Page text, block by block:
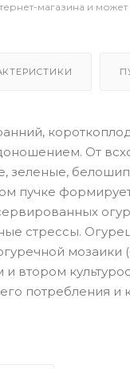
магазина и
От
зеленые,
пучке
стрессы.
мозаики
втором
потребления